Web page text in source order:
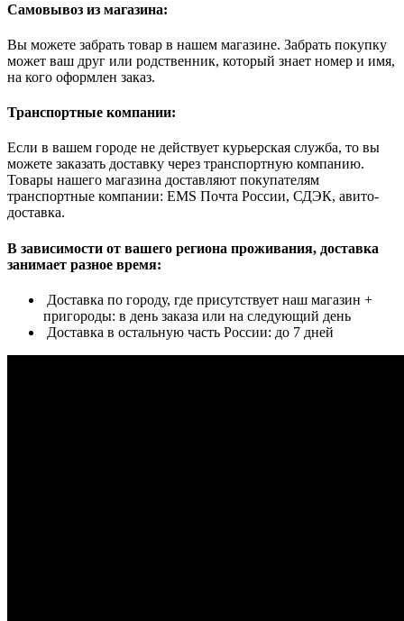
Самовывоз из магазина:
Вы можете забрать товар в нашем магазине. Забрать покупку
может ваш друг или родственник, который знает номер и имя,
на кого оформлен заказ.
Транспортные компании:
Если в вашем городе не действует курьерская служба, то вы
можете заказать доставку через транспортную компанию.
Товары нашего магазина доставляют покупателям
транспортные компании: EMS Почта России, СДЭК, авито-
доставка.
В зависимости от вашего региона проживания, доставка
занимает разное время:
Доставка по городу, где присутствует наш магазин +
пригороды: в день заказа или на следующий день
Доставка в остальную часть России: до 7 дней